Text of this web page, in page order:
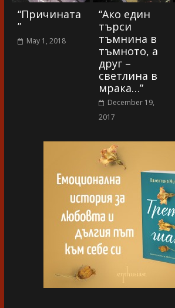
“Причината
”
May 1, 2018
“Ако един
търси
тъмнина в
тъмното, а
друг –
светлина в
мрака…”
December 19,
2017